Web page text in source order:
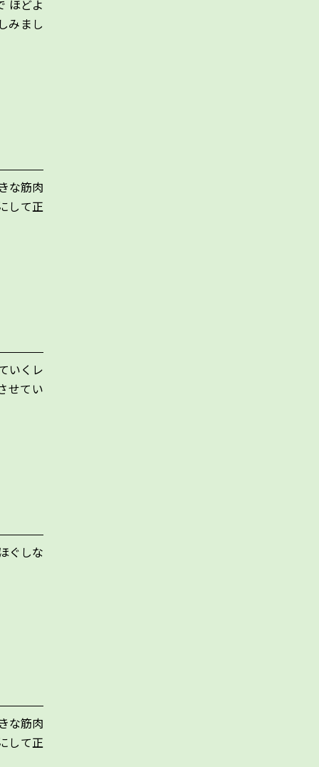
ほどよ
みまし
な筋肉
して正
いくレ
せてい
ぐしな
な筋肉
して正